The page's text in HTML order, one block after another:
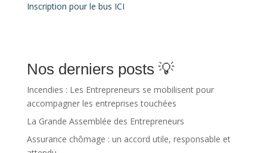
Inscription pour le bus ICI
Nos derniers posts 💡
Incendies : Les Entrepreneurs se mobilisent pour
accompagner les entreprises touchées
La Grande Assemblée des Entrepreneurs
Assurance chômage : un accord utile, responsable et